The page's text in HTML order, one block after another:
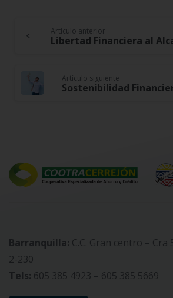
Continue
Artículo anterior
Artículo siguiente
Barranquilla: C.C. Gran centro –
2-230
Tels: 605 385 4923 – 605 385 5669